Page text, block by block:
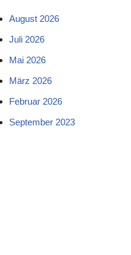
August 2026
Juli 2026
Mai 2026
März 2026
Februar 2026
September 2023